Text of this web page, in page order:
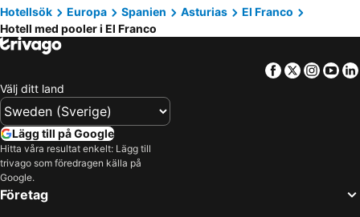
Vegadeo, hotels with pools
Santa Eulalia de Oscos, hotels with pools
Alfoz, hotels with pools
Trabada, hotels with pools
Hotellsök Europa Spanien Asturias
El Franco
Hotell med pooler i El Franco
Facebook
Twitter
Välj ditt land
Lägg till på Google
Hitta våra resultat enkelt: Lägg till
trivago som föredragen källa på
Google.
Företag